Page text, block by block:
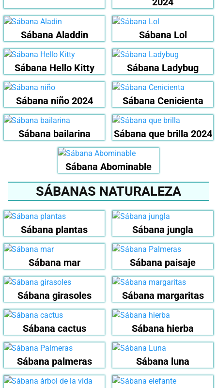
Sábana Aladdin Sábana Lol
Sábana Hello Kitty Sábana Ladybug
Sábana niño 2024 Sábana Cenicienta
Sábana bailarina Sábana que brilla 2024
Sábana Abominable
SÁBANAS NATURALEZA
Sábana plantas Sábana jungla
Sábana mar Sábana paisaje
Sábana girasoles Sábana margaritas
Sábana cactus Sábana hierba
Sábana palmeras Sábana luna